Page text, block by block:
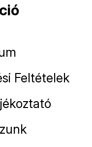
Feltételek